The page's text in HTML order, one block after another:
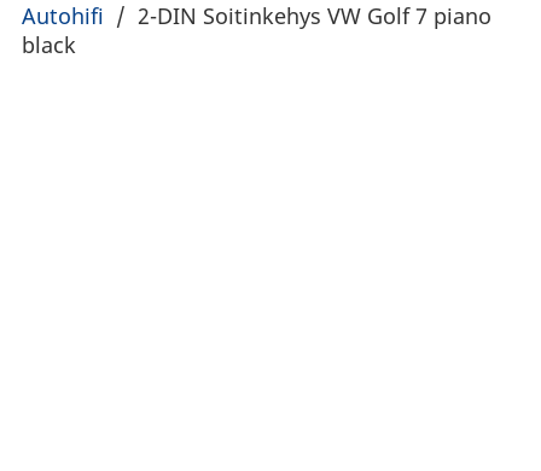
Autohifi / 2-DIN Soitinkehys VW Golf 7 piano
black